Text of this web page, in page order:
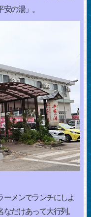
の湯」。
ーメンでランチにしよ
だけあって大行列。